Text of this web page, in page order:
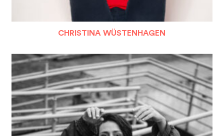
CHRISTINA WÜSTENHAGEN